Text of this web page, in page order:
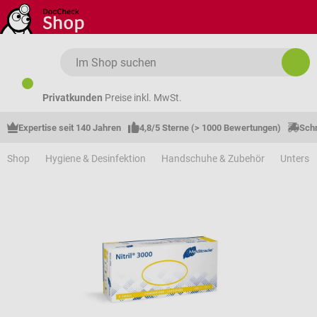
Zum Hauptinhalt springen
Privatkunden Preise inkl. MwSt.
Expertise seit 140 Jahren 4,8/5 Sterne (> 1000 Bewertungen)
Shop Hygiene & Desinfektion Handschuhe & Zubehör